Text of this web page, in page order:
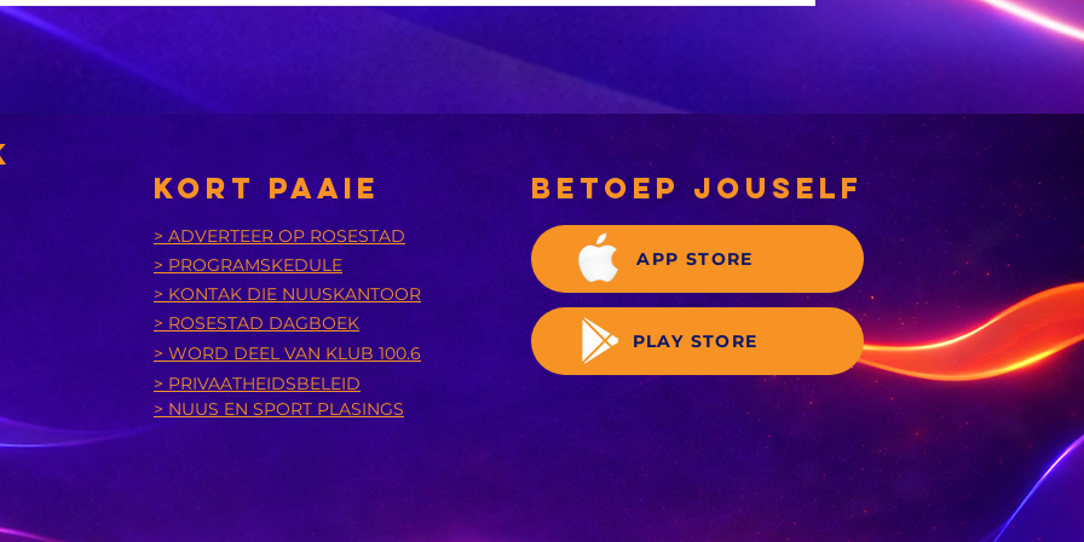
nuwe
munisipaliteit
burgemeesterskandidate
is deeglik gekeur’
betoep jouself
APP STORE
PLAY STORE
KORT PAAIE
> ADVERTEER OP ROSESTAD
> PROGRAMSKEDULE
> KONTAK DIE NUUSKANTOOR
> ROSESTAD DAGBOEK
> WORD DEEL VAN KLUB 100.6
> PRIVAATHEIDSBELEID
> NUUS EN SPORT PLASINGS